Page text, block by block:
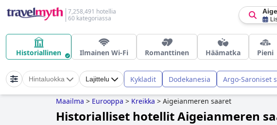
7,258,491 hotellia
60 kategoriassa
Historiallinen Ilmainen Wi-Fi Romanttinen Häämatka Pieni
Hintaluokka Lajittelu Kykladit Dodekanesia Argo-Saroniset
Maailma > Eurooppa > Kreikka > Aigeianmeren saaret
Historialliset hotellit Aigeianmeren